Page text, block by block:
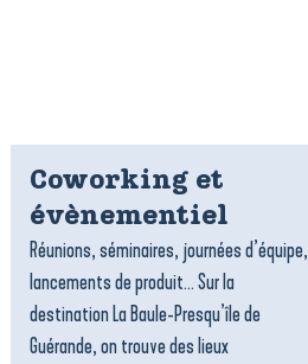
Coworking et
évènementiel
Réunions, séminaires, journées d’équipe,
lancements de produit… Sur la
destination La Baule-Presqu’île de
Guérande, on trouve des lieux